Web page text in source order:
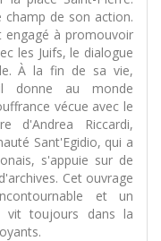
champ de son action.
engagé à promouvoir
les Juifs, le dialogue
À la fin de sa vie,
donne au monde
vécue avec le
d'Andrea Riccardi,
Sant'Egidio, qui a
s'appuie sur de
Cet ouvrage
et un
vit toujours dans la